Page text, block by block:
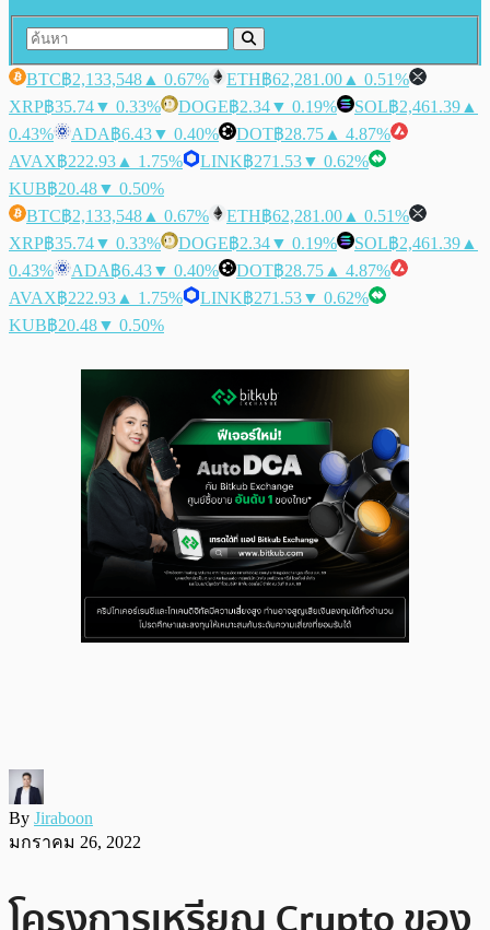
BTC฿2,133,548 ▲ 0.67% ETH฿62,281.00 ▲ 0.51%
XRP฿35.74▼ 0.33% DOGE฿2.34▼ 0.19% SOL฿2,461.39 ▲
0.43%
ADA฿6.43▼ 0.40% DOT฿28.75 ▲ 4.87%
AVAX฿222.93 ▲ 1.75% LINK฿271.53▼ 0.62%
KUB฿20.48▼ 0.50%
BTC฿2,133,548 ▲ 0.67% ETH฿62,281.00 ▲ 0.51%
XRP฿35.74▼ 0.33% DOGE฿2.34▼ 0.19% SOL฿2,461.39 ▲
0.43%
ADA฿6.43▼ 0.40% DOT฿28.75 ▲ 4.87%
AVAX฿222.93 ▲ 1.75% LINK฿271.53▼ 0.62%
KUB฿20.48▼ 0.50%
By Jiraboon
มกราคม 26, 2022